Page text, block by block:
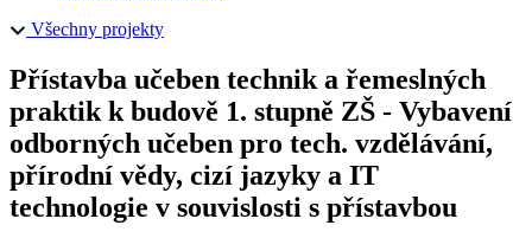
Všechny projekty
Přístavba učeben technik a řemeslných
praktik k budově 1. stupně ZŠ - Vybavení
odborných učeben pro tech. vzdělávání,
přírodní vědy, cizí jazyky a IT
technologie v souvislosti s přístavbou